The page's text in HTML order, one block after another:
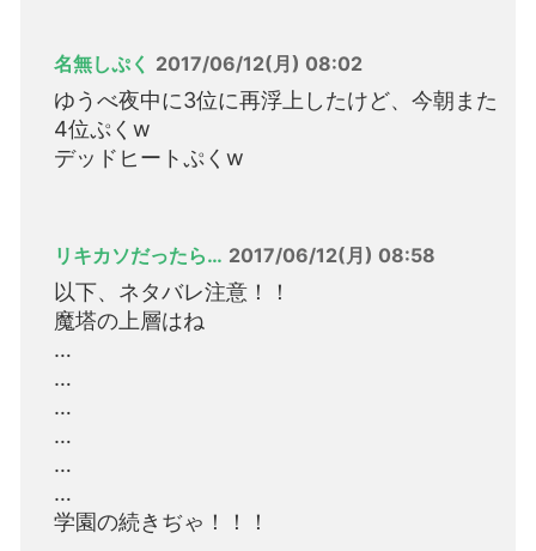
名無しぷく 2017/06/12(月) 08:02
ゆうべ夜中に3位に再浮上したけど、今朝また
4位ぷくw
デッドヒートぷくw
リキカソだったら… 2017/06/12(月) 08:58
以下、ネタバレ注意！！
魔塔の上層はね
…
…
…
…
…
…
学園の続きぢゃ！！！